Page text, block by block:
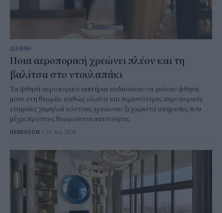
ΔΙΕΘΝΗ
Ποια αεροπορική χρεώνει πλέον και τη
βαλίτσα στο ντουλαπάκι
Τα φθηνά αεροπορικά εισιτήρια κινδυνεύουν να μείνουν φθηνά
μόνο στη θεωρία, καθώς ολοένα και περισσότερες αεροπορικές
εταιρείες χαμηλού κόστους χρεώνουν ξεχωριστά υπηρεσίες που
μέχρι πρότινος θεωρούνται αυτονόητες.
NEWSROOM / 06 Αυγ 2026